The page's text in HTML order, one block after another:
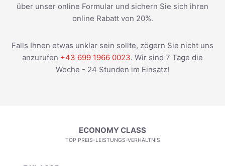
über unser online Formular und sichern Sie sich ihren
online Rabatt von 20%.
Falls Ihnen etwas unklar sein sollte, zögern Sie nicht uns
anzurufen +43 699 1966 0023. Wir sind 7 Tage die
Woche - 24 Stunden im Einsatz!
ECONOMY CLASS
TOP PREIS-LEISTUNGS-VERHÄLTNIS